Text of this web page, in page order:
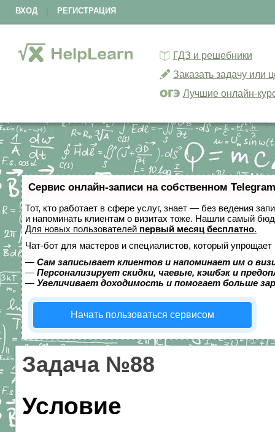
ВХОД РЕГИСТРАЦИЯ
ГДЗ и решебники
Заказать задачу или
Лучшие онлайн-
Сервис онлайн-записи на собственном
Тот, кто работает в сфере услуг, знает — без ведения
и напоминать клиентам о визитах тоже. Нашли самый
Для новых пользователей первый месяц бесплатно.
Чат-бот для мастеров и специалистов, который упрощает
— Сам записывает клиентов и напоминает им о
— Персонализирует скидки, чаевые, кэшбэк и
— Увеличивает доходимость и помогает больше
Начать пользоваться сервисом
Задача №88
Условие